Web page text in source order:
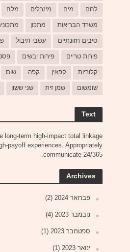
לחם מים מינרלים מלח
משרד הבריאות מתכון
סיבים תזונתיים עשבי תיבול
פירות טריים פירות יבשים
קלוריות קפאין קפה שום
שומשום שמן זית שני ששון
Text
long-term high-impact total linkage
payoff experiences. Appropriately
communicate 24/365.
Archives
פברואר 2024 (2)
נובמבר 2023 (4)
ספטמבר 2023 (1)
ינואר 2023 (1)